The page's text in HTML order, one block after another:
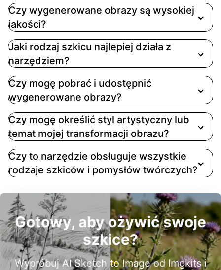
Czy wygenerowane obrazy są wysokiej
jakości?
Jaki rodzaj szkicu najlepiej działa z
narzędziem?
Czy mogę pobrać i udostępnić
wygenerowane obrazy?
Czy mogę określić styl artystyczny lub
temat mojej transformacji obrazu?
Czy to narzędzie obsługuje wszystkie
rodzaje szkiców i pomysłów twórczych?
Gotowy, aby ożywić swoje
szkice?
Wypróbuj AI Sketch to Image od Imgkits i